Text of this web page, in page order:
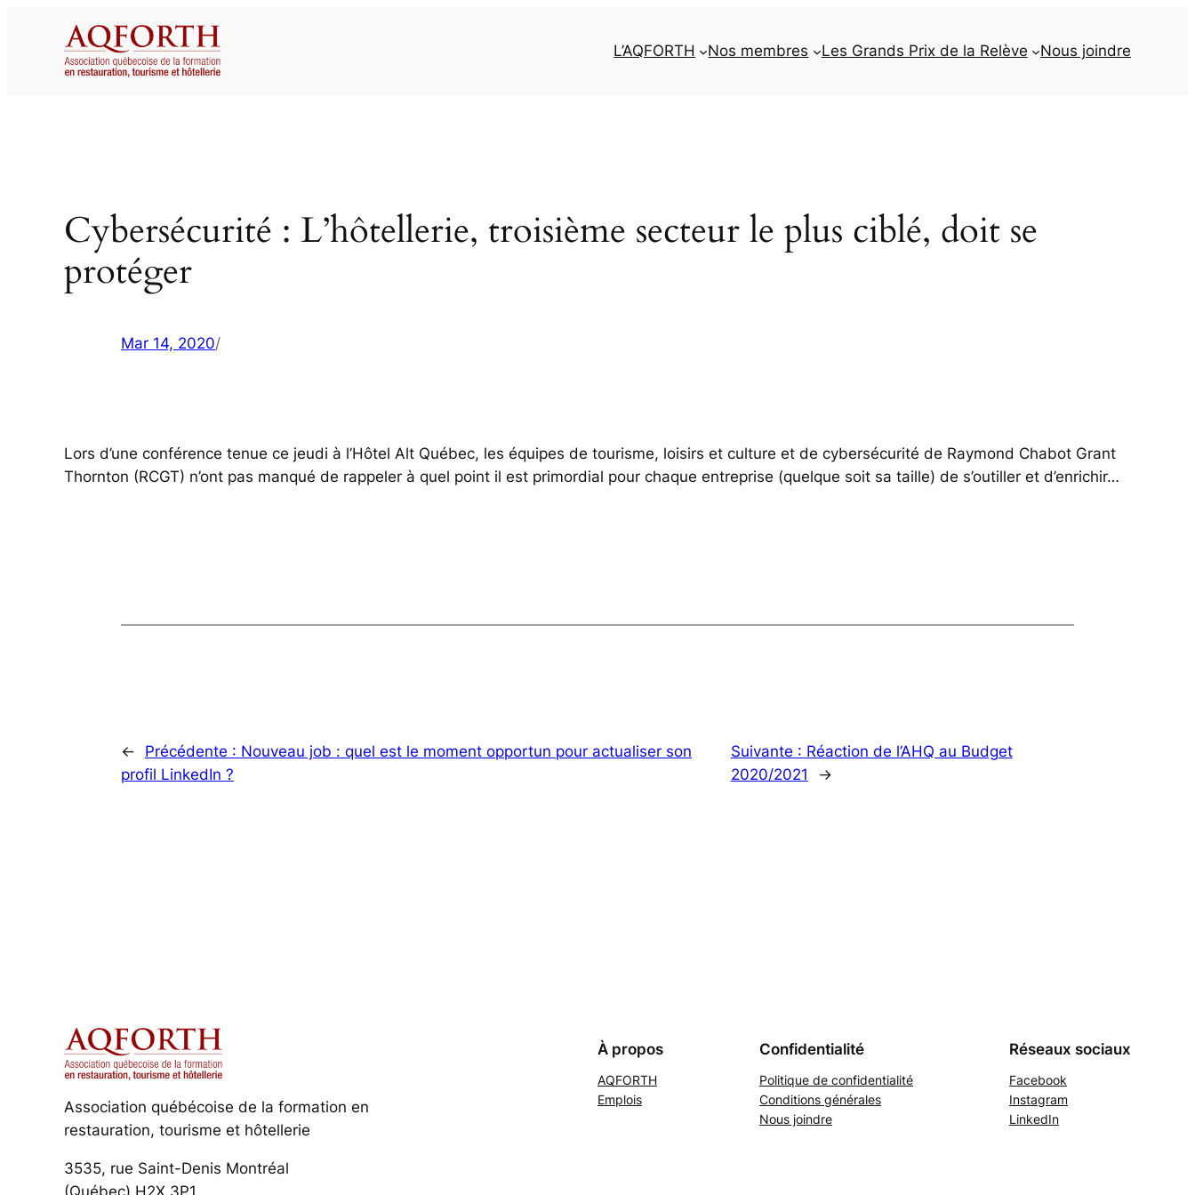
L’AQFORTH Nos membres Les Grands Prix de la Relève Nous joindre
Cybersécurité : L’hôtellerie, troisième secteur le plus ciblé, doit se
protéger
Mar 14, 2020/
Lors d’une conférence tenue ce jeudi à l’Hôtel Alt Québec, les équipes de tourisme, loisirs et culture et de cybersécurité de Raymond Chabot Grant
Thornton (RCGT) n’ont pas manqué de rappeler à quel point il est primordial pour chaque entreprise (quelque soit sa taille) de s’outiller et d’enrichir…
← Précédente : Nouveau job : quel est le moment opportun pour actualiser son
profil LinkedIn ?
Suivante : Réaction de l’AHQ au Budget
2020/2021
→
Association québécoise de la formation en
restauration, tourisme et hôtellerie
3535, rue Saint-Denis Montréal
(Québec) H2X 3P1
À propos
AQFORTH
Emplois
Confidentialité
Politique de confidentialité
Conditions générales
Nous joindre
Réseaux sociaux
Facebook
Instagram
LinkedIn